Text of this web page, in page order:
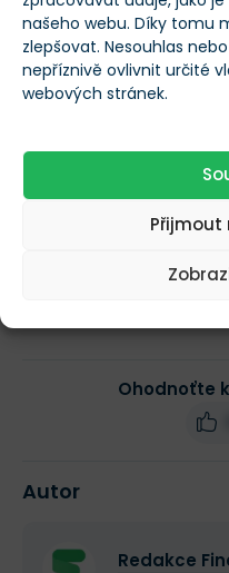
našeho webu. Díky tomu
zlepšovat. Nesouhlas
nepříznivě ovlivnit určité
webových stránek.
Přijmout
Maximální počet
tokenů
Tržní kapitalizace
Změna ceny za 24h
Ohodnoťte
Autor
Redakce